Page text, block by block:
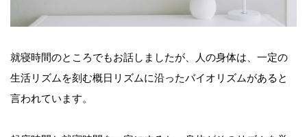
就寝時間のところでもお話しましたが、人の身体は、一定の
生活リズムを刻む概日リズムに沿ったバイオリズムがあると
言われています。